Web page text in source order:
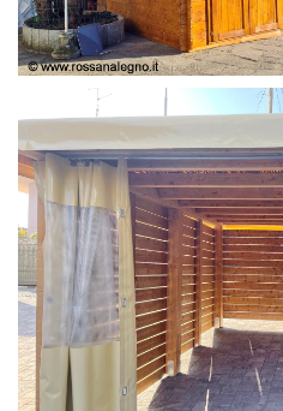
CASETTA E COPERTURA AUTO